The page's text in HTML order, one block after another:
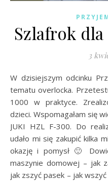
Szlafrok dla
3
W dzisiejszym odcinku Przyjemnego sZycia wracamy do
tematu overlocka.
1000 w praktyce.
dzieci. Wspomagałam się
JUKI HZL F-300. Do
udało mi się zakupić kilka
okazję i pomysł 🙂
maszynie domowej – jak
jak zszyć pasek – jak